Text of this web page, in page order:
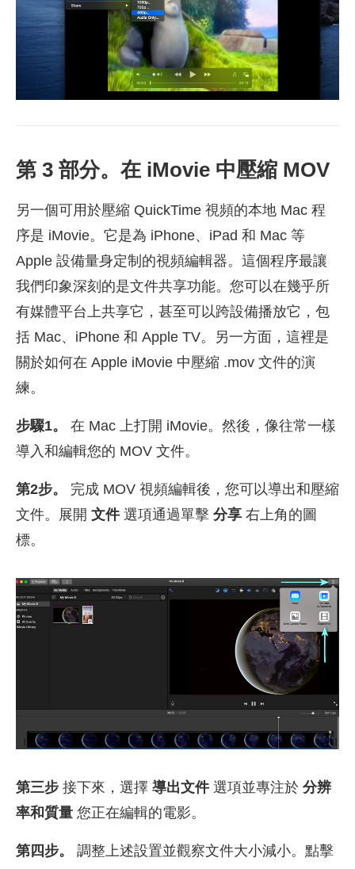
第 3 部分。在 iMovie 中壓縮 MOV
另一個可用於壓縮 QuickTime 視頻的本地 Mac 程
序是 iMovie。它是為 iPhone、iPad 和 Mac 等
Apple 設備量身定制的視頻編輯器。這個程序最讓
我們印象深刻的是文件共享功能。您可以在幾乎所
有媒體平台上共享它，甚至可以跨設備播放它，包
括 Mac、iPhone 和 Apple TV。另一方面，這裡是
關於如何在 Apple iMovie 中壓縮 .mov 文件的演
練。
步驟1。
在 Mac 上打開 iMovie。然後，像往常一樣
導入和編輯您的 MOV 文件。
第2步。
完成 MOV 視頻編輯後，您可以導出和壓縮
文件。展開 文件選項通過單擊 分享 右上角的圖
標。
第三步 接下來，選擇 導出文件選項並專注於 分辨
率和質量 您正在編輯的電影。
第四步。
調整上述設置並觀察文件大小減小。點擊